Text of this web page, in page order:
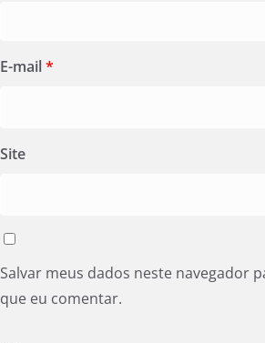
E-mail*
Site
Salvar meus dados neste navegador
que eu comentar.